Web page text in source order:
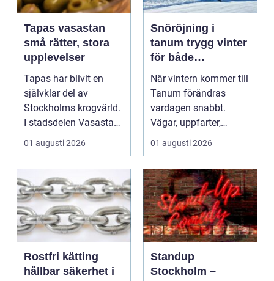
Tapas vasastan
små rätter, stora
upplevelser
Tapas har blivit en
självklar del av
Stockholms krogvärld.
I stadsdelen Vasastan
har utvecklingen gå...
01 augusti 2026
Snöröjning i
tanum trygg vinter
för både
privatpersoner och
företag
När vintern kommer till
Tanum förändras
vardagen snabbt.
Vägar, uppfarter,
parkeringar och
01 augusti 2026
Rostfri kätting
hållbar säkerhet i
Standup
Stockholm –